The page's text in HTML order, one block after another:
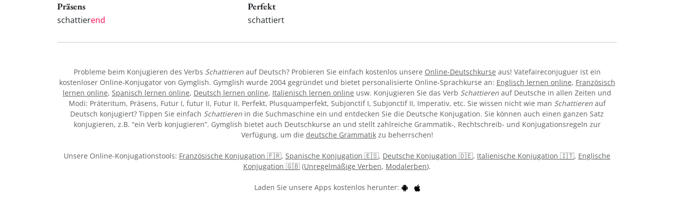
Präsens
schattierend
Perfekt
schattiert
Probleme beim Konjugieren des Verbs Schattierenauf Deutsch? Probieren Sie einfach kostenlos unsere Online-Deutschkurse aus! Vatefaireconjuguer ist ein
kostenloser Online-Konjugator von Gymglish. Gymglish wurde 2004 gegründet und bietet personalisierte Online-Sprachkurse an: Englisch lernen online, Französisch
lernen online, Spanisch lernen online, Deutsch lernen online, Italienisch lernen online usw. Konjugieren Sie das Verb Schattieren auf Deutsche in allen Zeiten und
Modi: Präteritum, Präsens, Futur I, futur II, Futur II, Perfekt, Plusquamperfekt, Subjonctif I, Subjonctif II, Imperativ, etc. Sie wissen nicht wie man Schattierenauf
Deutsch konjugiert? Tippen Sie einfach Schattieren in die Suchmaschine ein und entdecken Sie die Deutsche Konjugation. Sie können auch einen ganzen Satz
konjugieren, z.B. “ein Verb konjugieren”. Gymglish bietet auch Deutschkurse an und stellt zahlreiche Grammatik-, Rechtschreib- und Konjugationsregeln zur
Verfügung, um die deutsche Grammatikzu beherrschen!
Unsere Online-Konjugationstools: Französische Konjugation 🇫🇷, Spanische Konjugation 🇪🇸, Deutsche Konjugation 🇩🇪, Italienische Konjugation 🇮🇹, Englische
Konjugation 🇬🇧 (Unregelmäßige Verben, Modalerben).
Laden Sie unsere Apps kostenlos herunter: